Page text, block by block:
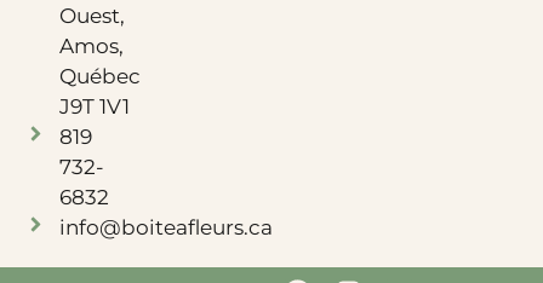
Ouest,
Amos,
Québec
J9T 1V1
819
732-
6832
info@boiteafleurs.ca